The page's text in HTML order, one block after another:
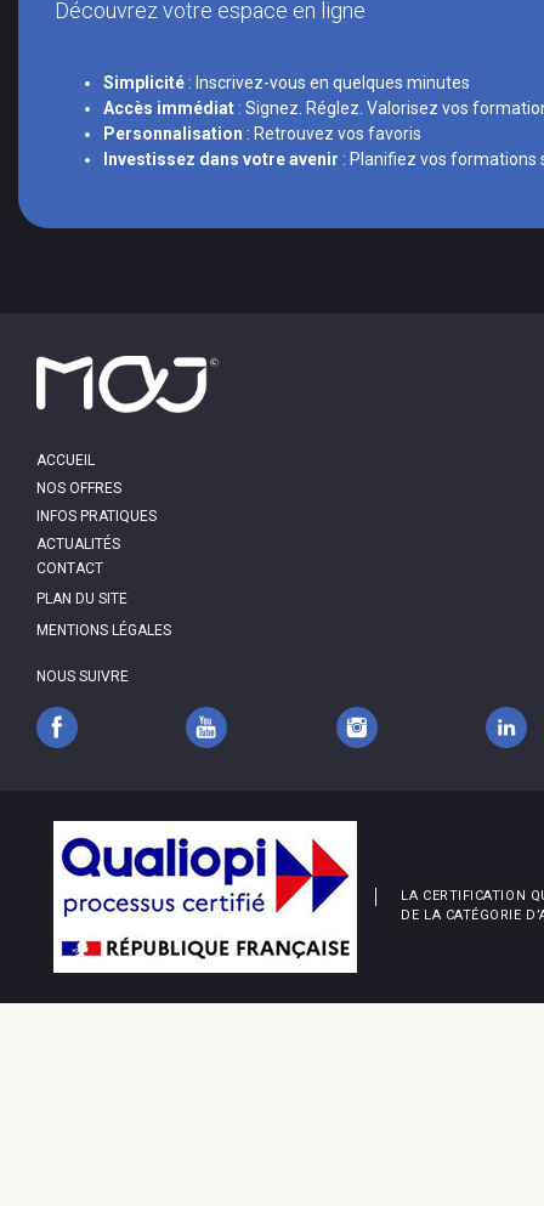
Découvrez votre espace en ligne
Simplicité : Inscrivez-vous en quelques minutes
Accès immédiat : Signez. Réglez. Valorisez vos
Personnalisation : Retrouvez vos favoris
Investissez dans votre avenir : Planifiez vos formations
MAIN
ACCUEIL
NOS OFFRES
INFOS PRATIQUES
ACTUALITÉS
PIED
DE
PAGE
CONTACT
PLAN DU SITE
MENTIONS LÉGALES
NOUS SUIVRE
LA CERTIFICATION
DE LA CATÉGORIE